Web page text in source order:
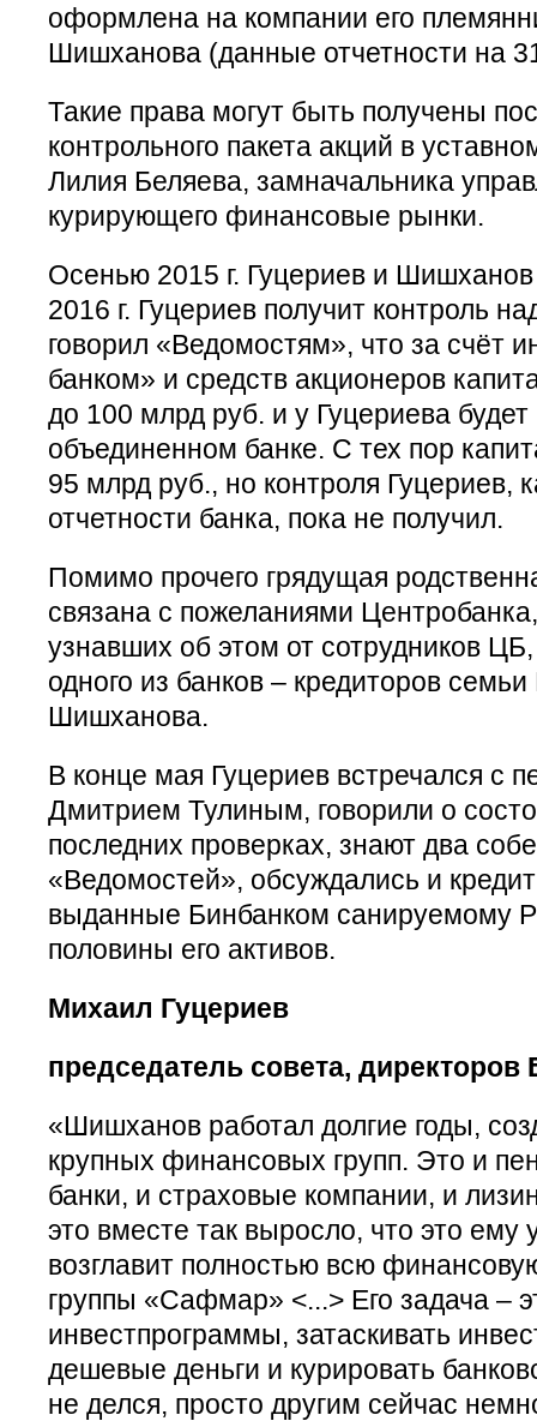
оформлена на компании его
Шишханова (данные отчетности на
Такие права могут быть получены
контрольного пакета акций в
Лилия Беляева, замначальника
курирующего финансовые рынки.
Осенью 2015 г. Гуцериев и Шишханов
2016 г. Гуцериев получит контроль
говорил «Ведомостям», что за счёт
банком» и средств акционеров
до 100 млрд руб. и у Гуцериева
объединенном банке. С тех пор
95 млрд руб., но контроля Гуцериев,
отчетности банка, пока не получил.
Помимо прочего грядущая
связана с пожеланиями
узнавших об этом от сотрудников
одного из банков – кредиторов
Шишханова.
В конце мая Гуцериев встречался с
Дмитрием Тулиным, говорили о
последних проверках, знают два
«Ведомостей», обсуждались и
выданные Бинбанком санируемому
половины его активов.
Михаил Гуцериев
председатель совета, директоров
«Шишханов работал долгие годы,
крупных финансовых групп. Это и
банки, и страховые компании, и
это вместе так выросло, что это ему
возглавит полностью всю
группы «Сафмар» <...> Его задача –
инвестпрограммы, затаскивать
дешевые деньги и курировать
не делся, просто другим сейчас